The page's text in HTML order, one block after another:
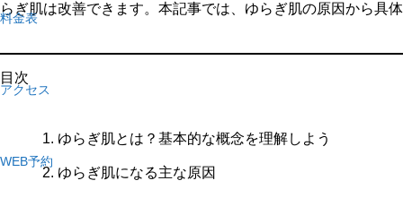
料金表
アクセス
WEB予約
らぎ肌は改善できます。本記事では、ゆらぎ肌の原因から具
目次
ゆらぎ肌とは？基本的な概念を理解しよう
ゆらぎ肌になる主な原因